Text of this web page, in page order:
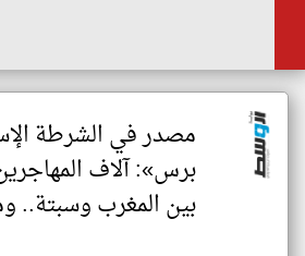
مصدر في الشرطة
برس»: آلاف
بين المغرب وسبتة.. ومصرع